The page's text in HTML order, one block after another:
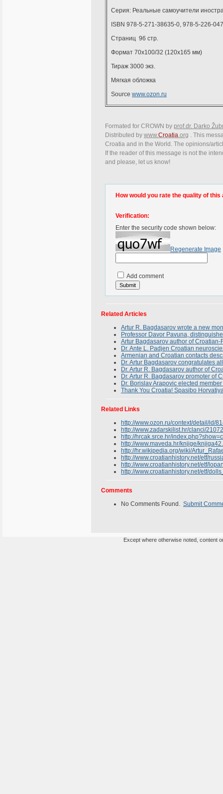
Серия: Реальные самоучители
ISBN 978-5-271-38635-0, 978-5-226-
Страниц 96 стр.
Формат 70x100/32 (120х165 мм)
Тираж 3000 экз.
Мягкая обложка
Source www.ozon.ru
Formated for CROWN by prof.dr. Darko
Distributed by www.Croatia.org . This
Croatia and in the World. The opinions/
If the reader of this message is not the
and please, let us know!
How would you rate the quality of this
Verification:
Enter the security code shown below:
Regenerate Image
Add comment
Related Articles
Artur R. Bagdasarov wrote a new
Professor Davor Pavuna,
Artur Bagdasarov author of
Dr. Ante L. Padjen Croatian
Armenian and Croatian contacts
Dr. Artur Bagdasarov congratulates
Dr. Artur R. Bagdasarov author of
Dr. Artur R. Bagdasarov promoter of
Dr. Borislav Arapovic elected
Thank You Croatia! Spasibo
Related Links
http://www.ozon.ru/context/detail/id/
http://www.zadarskilist.hr/clanci/
http://hrcak.srce.hr/
http://www.maveda.hr/knjige/
http://hr.wikipedia.org/wiki/
http://www.croatianhistory.net/etf/
http://www.croatianhistory.net/etf/
http://www.croatianhistory.net/etf/
Comments
No Comments Found. Submit
Except where otherwise noted, content